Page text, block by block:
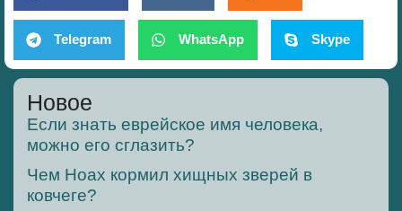
Telegram WhatsApp Skype
Новое
Если знать еврейское имя человека,
можно его сглазить?
Чем Ноах кормил хищных зверей в
ковчеге?